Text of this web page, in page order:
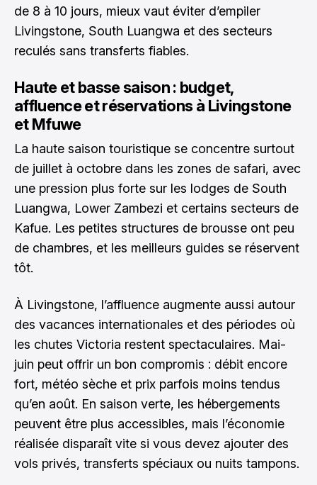
de 8 à 10 jours, mieux vaut éviter d’empiler
Livingstone, South Luangwa et des secteurs
reculés sans transferts fiables.
Haute et basse saison : budget,
affluence et réservations à Livingstone
et Mfuwe
La haute saison touristique se concentre surtout
de juillet à octobre dans les zones de safari, avec
une pression plus forte sur les lodges de South
Luangwa, Lower Zambezi et certains secteurs de
Kafue. Les petites structures de brousse ont peu
de chambres, et les meilleurs guides se réservent
tôt.
À Livingstone, l’affluence augmente aussi autour
des vacances internationales et des périodes où
les chutes Victoria restent spectaculaires. Mai-
juin peut offrir un bon compromis : débit encore
fort, météo sèche et prix parfois moins tendus
qu’en août. En saison verte, les hébergements
peuvent être plus accessibles, mais l’économie
réalisée disparaît vite si vous devez ajouter des
vols privés, transferts spéciaux ou nuits tampons.